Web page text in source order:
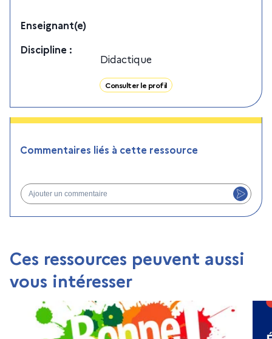
Enseignant(e)
Discipline :
Didactique
Consulter le profil
Commentaires liés à cette ressource
Ajouter un commentaire
Ces ressources peuvent aussi
vous intéresser